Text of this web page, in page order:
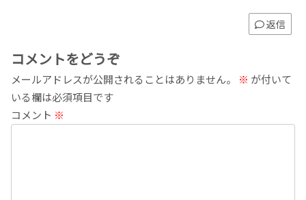
返信
コメントをどうぞ
メールアドレスが公開されることはありません。 ※ が付いて
いる欄は必須項目です
コメント ※